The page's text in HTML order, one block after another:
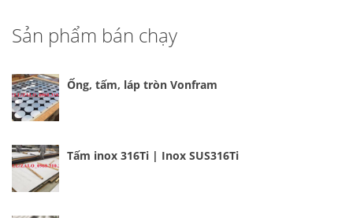
Sản phẩm bán chạy
Ống, tấm, láp tròn Vonfram
Tấm inox 316Ti | Inox SUS316Ti